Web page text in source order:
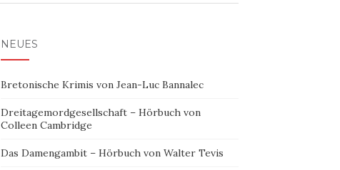
NEUES
Bretonische Krimis von Jean-Luc Bannalec
Dreitagemordgesellschaft – Hörbuch von
Colleen Cambridge
Das Damengambit – Hörbuch von Walter Tevis